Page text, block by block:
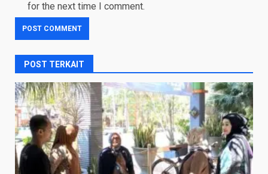
for the next time I comment.
POST TERKAIT